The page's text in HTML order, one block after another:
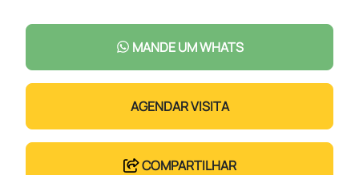
MANDE UM WHATS
AGENDAR VISITA
COMPARTILHAR